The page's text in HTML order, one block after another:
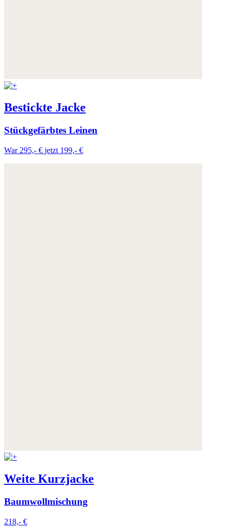
Bestickte Jacke
Stückgefärbtes Leinen
War 295,- € jetzt 199,- €
Weite Kurzjacke
Baumwollmischung
218,- €